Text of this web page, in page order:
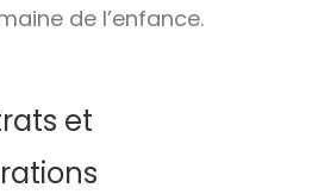
de l’enfance.
et